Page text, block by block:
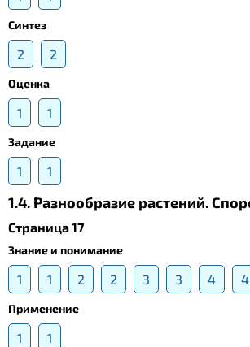
Синтез
2 2
Оценка
1 1
Задание
1 1
1.4. Разнообразие растений.
Страница 17
Знание и понимание
1 1 2 2 3 3 4 4
Применение
1 1